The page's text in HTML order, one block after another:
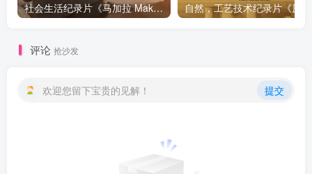
社会生活纪录片《马加拉 Makala》下载
评论 抢沙发
欢迎您留下宝贵的见解！ 提交